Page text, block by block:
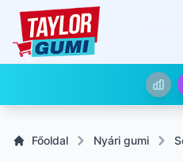
Főoldal Nyári gumi